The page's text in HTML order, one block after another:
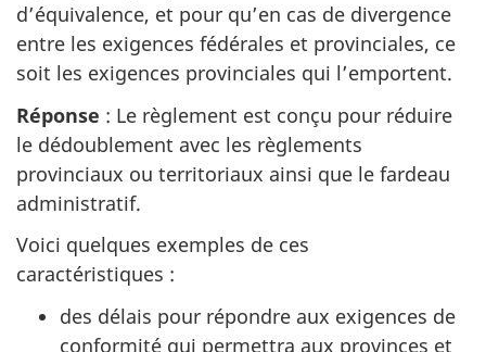
d’équivalence, et pour qu’en cas de divergence
entre les exigences fédérales et provinciales, ce
soit les exigences provinciales qui l’emportent.
Réponse : Le règlement est conçu pour réduire
le dédoublement avec les règlements
provinciaux ou territoriaux ainsi que le fardeau
administratif.
Voici quelques exemples de ces
caractéristiques :
des délais pour répondre aux exigences de
conformité qui permettra aux provinces et